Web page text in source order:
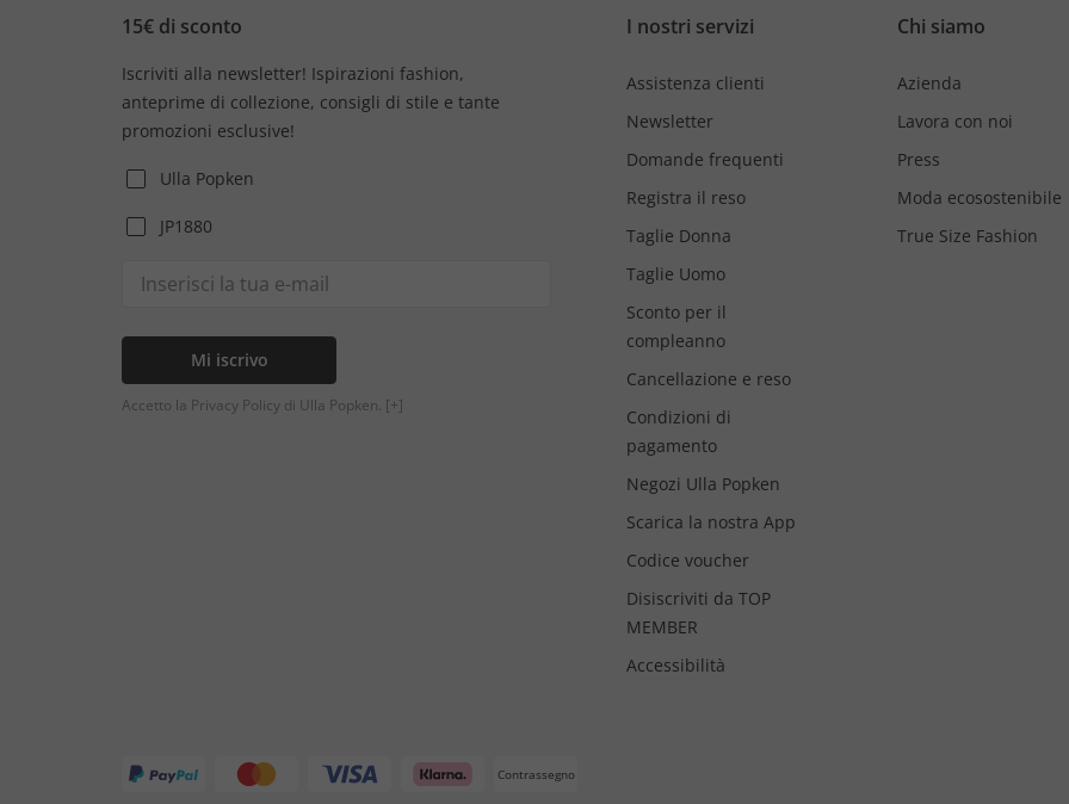
15€ di sconto
Iscriviti alla newsletter! Ispirazioni fashion,
anteprime di collezione, consigli di stile e tante
promozioni esclusive!
Ulla Popken
JP1880
Mi iscrivo
Accetto la Privacy Policy di Ulla Popken. [+]
I nostri servizi
Assistenza clienti
Newsletter
Domande frequenti
Registra il reso
Taglie Donna
Taglie Uomo
Sconto per il
compleanno
Cancellazione e reso
Condizioni di
pagamento
Negozi Ulla Popken
Scarica la nostra App
Codice voucher
Disiscriviti da TOP
MEMBER
Accessibilità
Chi siamo
Azienda
Lavora con noi
Press
Moda ecosostenibile
True Size Fashion
Contrassegno